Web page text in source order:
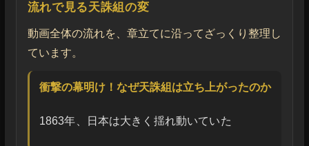
流れで見る天誅組の変
動画全体の流れを、章立てに沿ってざっくり整理し
ています。
衝撃の幕明け！なぜ天誅組は立ち上がったのか
1863年、日本は大きく揺れ動いていた